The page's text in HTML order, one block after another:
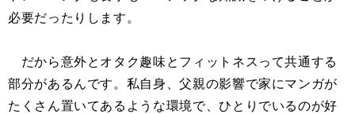
必要だったりします。
だから意外とオタク趣味とフィットネスって共通する
部分があるんです。私自身、父親の影響で家にマンガが
たくさん置いてあるような環境で、ひとりでいるのが好